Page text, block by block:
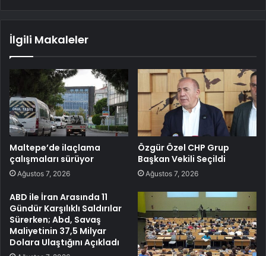
İlgili Makaleler
Maltepe’de ilaçlama
çalışmaları sürüyor
Ağustos 7, 2026
Özgür Özel CHP Grup
Başkan Vekili Seçildi
Ağustos 7, 2026
ABD ile İran Arasında 11
Gündür Karşılıklı Saldırılar
Sürerken; Abd, Savaş
Maliyetinin 37,5 Milyar
Dolara Ulaştığını Açıkladı